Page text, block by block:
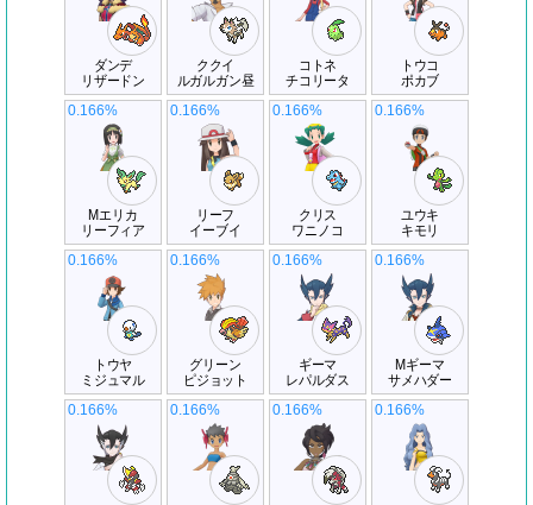
ダンデ
リザードン
ククイ
ルガルガン昼
コトネ
チコリータ
トウコ
ポカブ
Mエリカ
リーフィア
0.166%
リーフ
イーブイ
0.166%
クリス
ワニノコ
0.166%
ユウキ
キモリ
0.166%
トウヤ
ミジュマル
0.166%
グリーン
ピジョット
0.166%
ギーマ
レパルダス
0.166%
Mギーマ
サメハダー
0.166%
0.166% 0.166% 0.166% 0.166%